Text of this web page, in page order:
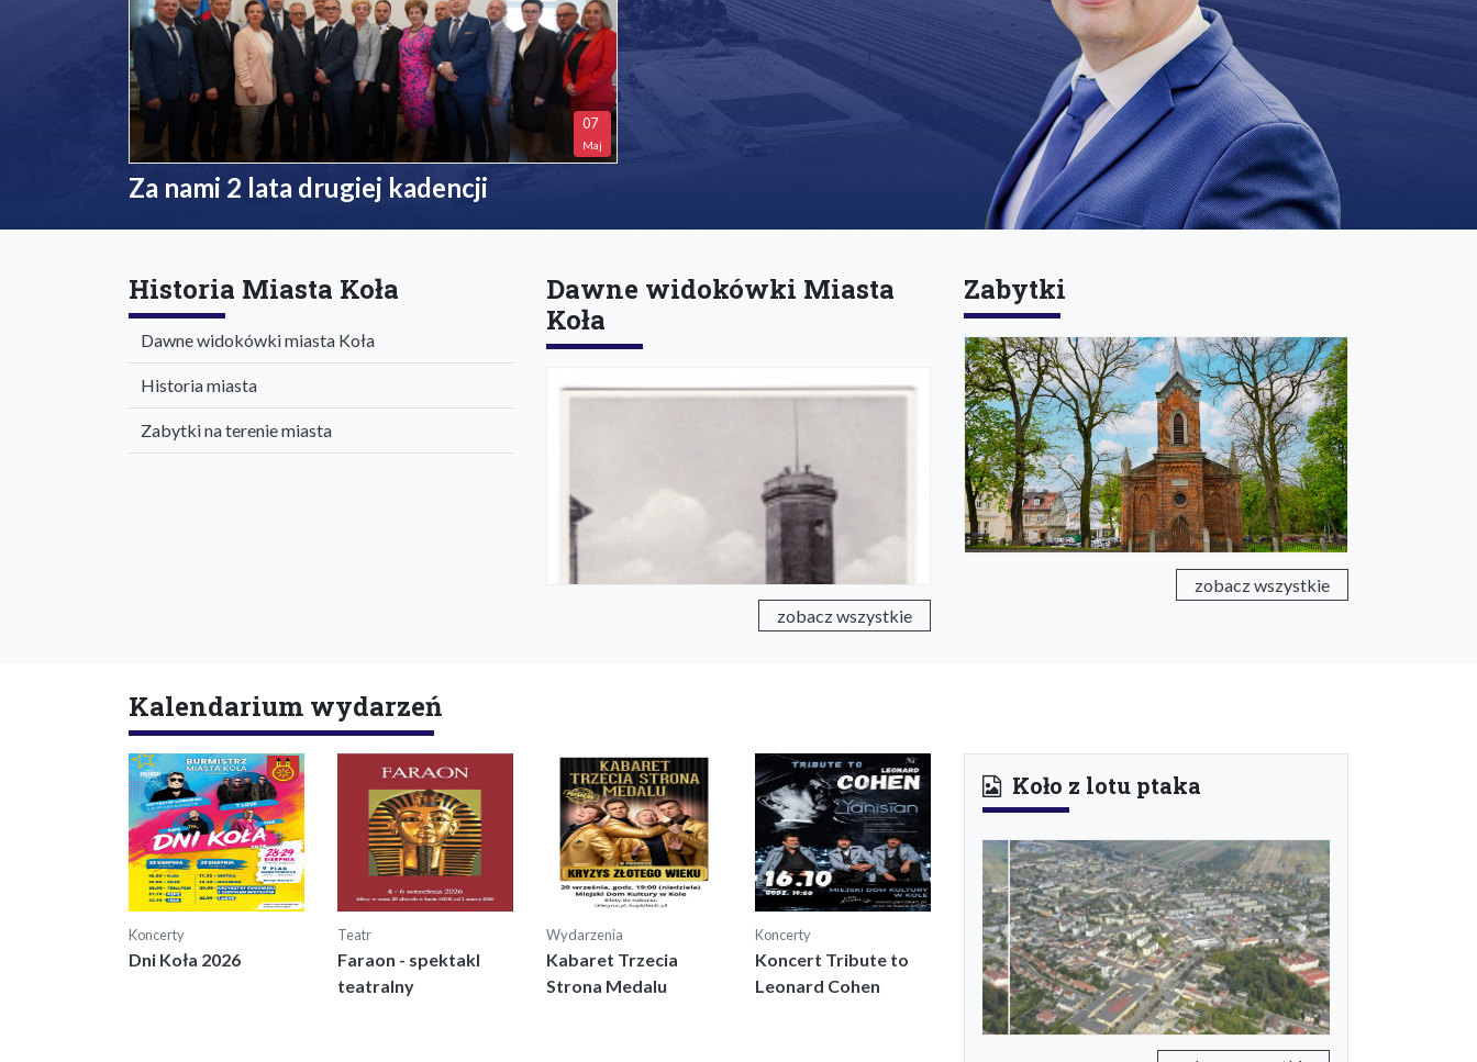
07
Maj
Za nami 2 lata drugiej kadencji
Historia Miasta Koła
Dawne widokówki miasta Koła
Historia miasta
Zabytki na terenie miasta
Dawne widokówki Miasta
Koła
zobacz wszystkie
Zabytki
zobacz wszystkie
Kalendarium wydarzeń
Koncerty
Dni Koła 2026
Teatr
Faraon - spektakl
teatralny
Wydarzenia
Kabaret Trzecia
Strona Medalu
Koncerty
Koncert Tribute to
Leonard Cohen
Koło z lotu ptaka
Previous Next